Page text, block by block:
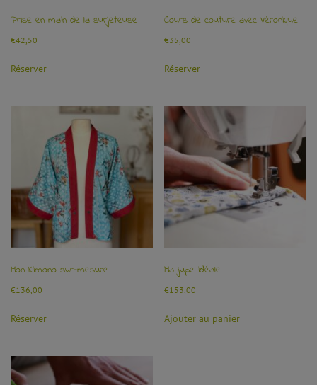
Prise en main de la surjeteuse
€42,50
Réserver
Cours de couture avec Véronique
€35,00
Réserver
Mon Kimono sur-mesure
€136,00
Réserver
Ma jupe idéale
€153,00
Ajouter au panier